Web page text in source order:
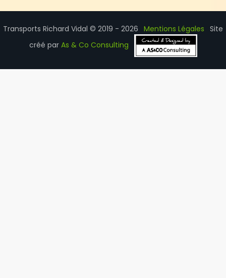
Transports Richard Vidal © 2019 - 2026 Mentions Légales Site
créé par As & Co Consulting